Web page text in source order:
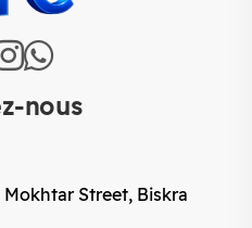
nous
Street, Biskra